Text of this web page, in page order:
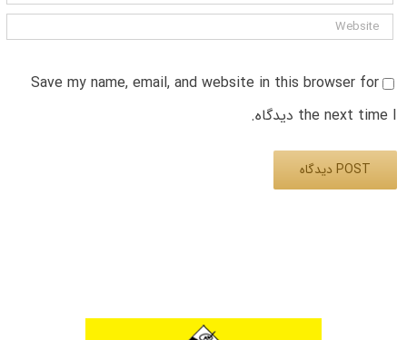
Save my name, email, and website in this browser for
the next time I دیدگاه.